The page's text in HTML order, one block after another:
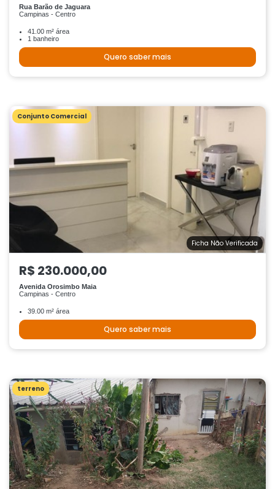
Rua Barão de Jaguara
Campinas - Centro
41.00 m² área
1 banheiro
Quero saber mais
Conjunto Comercial
Ficha Não Verificada
R$ 230.000,00
Avenida Orosimbo Maia
Campinas - Centro
39.00 m² área
Quero saber mais
terreno